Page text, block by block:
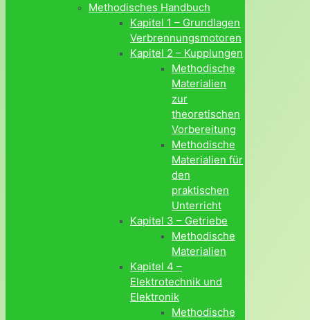
Methodisches Handbuch
Kapitel 1 – Grundlagen
Verbrennungsmotoren
Kapitel 2 – Kupplungen
Methodische
Materialien
zur
theoretischen
Vorbereitung
Methodische
Materialien für
den
praktischen
Unterricht
Kapitel 3 – Getriebe
Methodische
Materialien
Kapitel 4 –
Elektrotechnik und
Elektronik
Methodische